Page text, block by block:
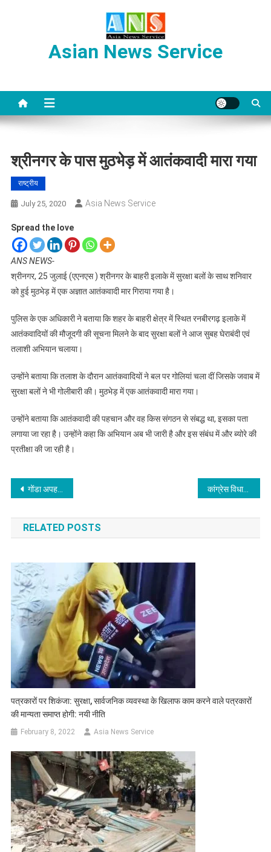
Asian News Service
श्रीनगर के पास मुठभेड़ में आतंकवादी मारा गया
राष्ट्रीय
July 25, 2020 Asia News Service
Spread the love
ANS NEWS-
श्रीनगर, 25 जुलाई (एएनएस ) श्रीनगर के बाहरी इलाके में सुरक्षा बलों के साथ शनिवार
को हुई मुठभेड़ में एक अज्ञात आतंकवादी मार गिराया गया है।
पुलिस के एक अधिकारी ने बताया कि शहर के बाहरी क्षेत्र में स्थित रनबीरगढ़ इलाके में
आतंकवादियों की मौजूदगी की सूचना मिलने के बाद सुरक्षा बलों ने आज सुबह घेराबंदी एवं
तलाशी अभियान चलाया।
उन्होंने बताया कि तलाश के दौरान आतंकवादियों ने बल पर गोलियां चला दीं जिसके जवाब में
सुरक्षा बलों ने भी गोलीबारी की। मुठभेड़ में एक आतंकवादी मारा गया।
उन्होंने बताया कि आतंकवादी की पहचान और वह किस संगठन से संबद्ध था, इसका पता
लगाया जा रहा है। उन्होंने कहा कि अभियान अब भी जारी है और इस संबंध में और ब्योरे की
प्रतीक्षा की जा रही है।
Post
navigation
गोंडा अपहरण केस : चार करोड़ की फिरौती मांगने वाली महिला सहित छह गिरफ़्तार, पुलिस टीम को पुरस्कार कांग्रेस विधायक दल की बैठक आज
RELATED POSTS
पत्रकारों पर शिकंजा: सुरक्षा, सार्वजनिक व्यवस्था के खिलाफ काम करने वाले पत्रकारों
की मान्यता समाप्त होगी: नयी नीति
February 8, 2022 Asia News Service